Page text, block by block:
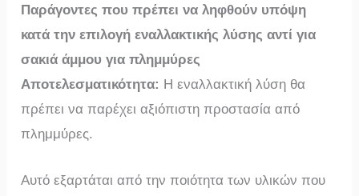
Παράγοντες που πρέπει να ληφθούν υπόψη
κατά την επιλογή εναλλακτικής λύσης αντί για
σακιά άμμου για πλημμύρες
Αποτελεσματικότητα: Η εναλλακτική λύση θα
πρέπει να παρέχει αξιόπιστη προστασία από
πλημμύρες.
Αυτό εξαρτάται από την ποιότητα των υλικών που